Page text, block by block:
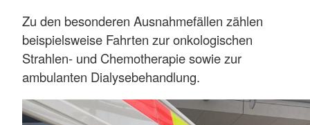
Zu den besonderen Ausnahmefällen zählen
beispielsweise Fahrten zur onkologischen
Strahlen- und Chemotherapie sowie zur
ambulanten Dialysebehandlung.